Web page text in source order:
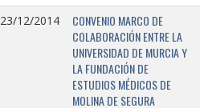
23/12/2014
CONVENIO MARCO DE
COLABORACIÓN ENTRE LA
UNIVERSIDAD DE MURCIA Y
LA FUNDACIÓN DE
ESTUDIOS MÉDICOS DE
MOLINA DE SEGURA